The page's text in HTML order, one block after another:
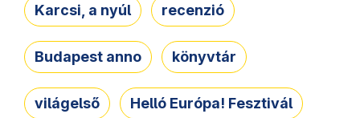
Karcsi, a nyúl recenzió
Budapest anno könyvtár
világelső Helló Európa! Fesztivál